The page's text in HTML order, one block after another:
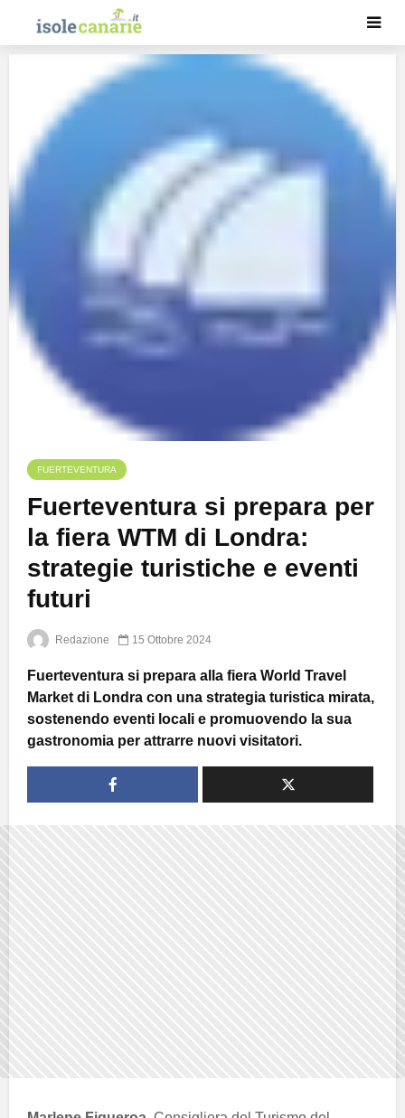
FUERTEVENTURA
Fuerteventura si prepara per
la fiera WTM di Londra:
strategie turistiche e eventi
futuri
Redazione 15 Ottobre 2024
Fuerteventura si prepara alla fiera World Travel
Market di Londra con una strategia turistica mirata,
sostenendo eventi locali e promuovendo la sua
gastronomia per attrarre nuovi visitatori.